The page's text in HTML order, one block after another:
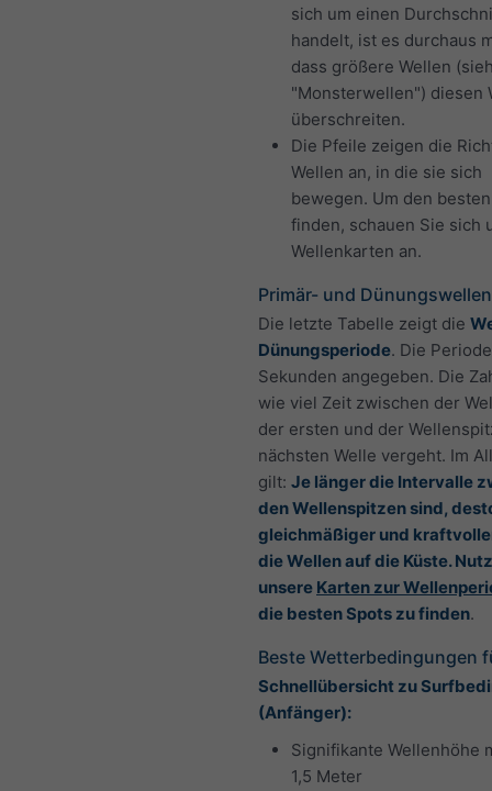
sich um einen
handelt, ist es durchaus
dass größere Wellen
"Monsterwellen") diesen
überschreiten.
Die Pfeile zeigen die
Wellen an, in die sie sich
bewegen. Um den
finden, schauen Sie sich
Wellenkarten an.
Primär- und
Die letzte Tabelle zeigt die
Dünungsperiode. Die
Sekunden angegeben. Die
wie viel Zeit zwischen der
der ersten und der
nächsten Welle vergeht. Im
gilt: Je länger die Intervalle
den Wellenspitzen sind,
gleichmäßiger und
die Wellen auf die Küste.
unsere Karten zur
die besten Spots zu finden.
Beste Wetterbedingungen
Schnellübersicht zu
(Anfänger):
Signifikante Wellenhöhe
1,5 Meter